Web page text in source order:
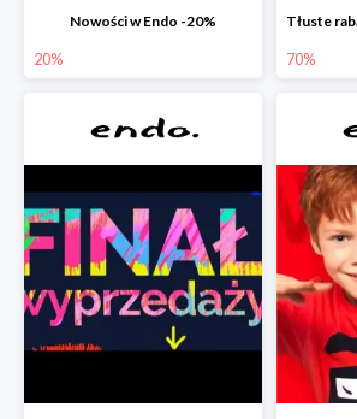
Nowości w Endo -20%
20% 70%